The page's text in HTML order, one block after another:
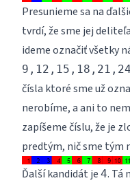
Presunieme sa na
tvrdí, že sme jej
ideme označiť všetky
čísla ktoré sme už
nerobíme, a ani to
zapíšeme číslu, že je
predtým, nič sme tým
Ďalší kandidát je 4. Tá